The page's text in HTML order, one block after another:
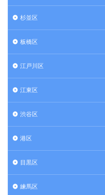
杉並区
板橋区
江戸川区
江東区
渋谷区
港区
目黒区
練馬区